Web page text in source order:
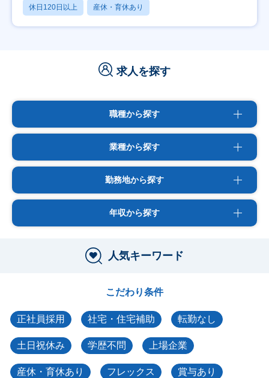
休日120日以上 産休・育休あり
求人を探す
職種から探す
業種から探す
勤務地から探す
年収から探す
人気キーワード
こだわり条件
正社員採用 社宅・住宅補助 転勤なし
土日祝休み 学歴不問 上場企業
産休・育休あり フレックス 賞与あり